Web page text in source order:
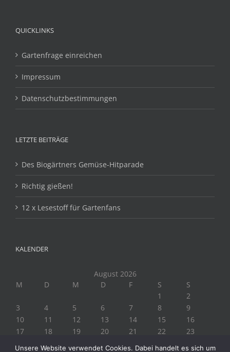
QUICKLINKS
Gartenfrage einreichen
Impressum
Datenschutzbestimmungen
LETZTE BEITRÄGE
Des Biogärtners Gemüse-Hitparade
Richtig gießen!
12 x Lesestoff für Gartenfans
KALENDER
August 2026
M
D M D F S
S
1
2
3
4 5 6 7 8
9
10
11 12 13 14 15
16
17
18 19 20 21 22
23
Unsere Website verwendet Cookies. Dabei handelt es sich um